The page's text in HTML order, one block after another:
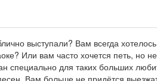
выступали? Вам всегда
Или вам часто хочется петь, но
для таких больших
Вам больше не придётся